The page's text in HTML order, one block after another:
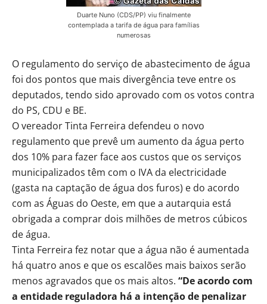
Duarte Nuno (CDS/PP) viu finalmente
contemplada a tarifa de água para famílias
numerosas
O regulamento do serviço de abastecimento de água
foi dos pontos que mais divergência teve entre os
deputados, tendo sido aprovado com os votos contra
do PS, CDU e BE.
O vereador Tinta Ferreira defendeu o novo
regulamento que prevê um aumento da água perto
dos 10% para fazer face aos custos que os serviços
municipalizados têm com o IVA da electricidade
(gasta na captação de água dos furos) e do acordo
com as Águas do Oeste, em que a autarquia está
obrigada a comprar dois milhões de metros cúbicos
de água.
Tinta Ferreira fez notar que a água não é aumentada
há quatro anos e que os escalões mais baixos serão
menos agravados que os mais altos. “De acordo com
a entidade reguladora há a intenção de penalizar